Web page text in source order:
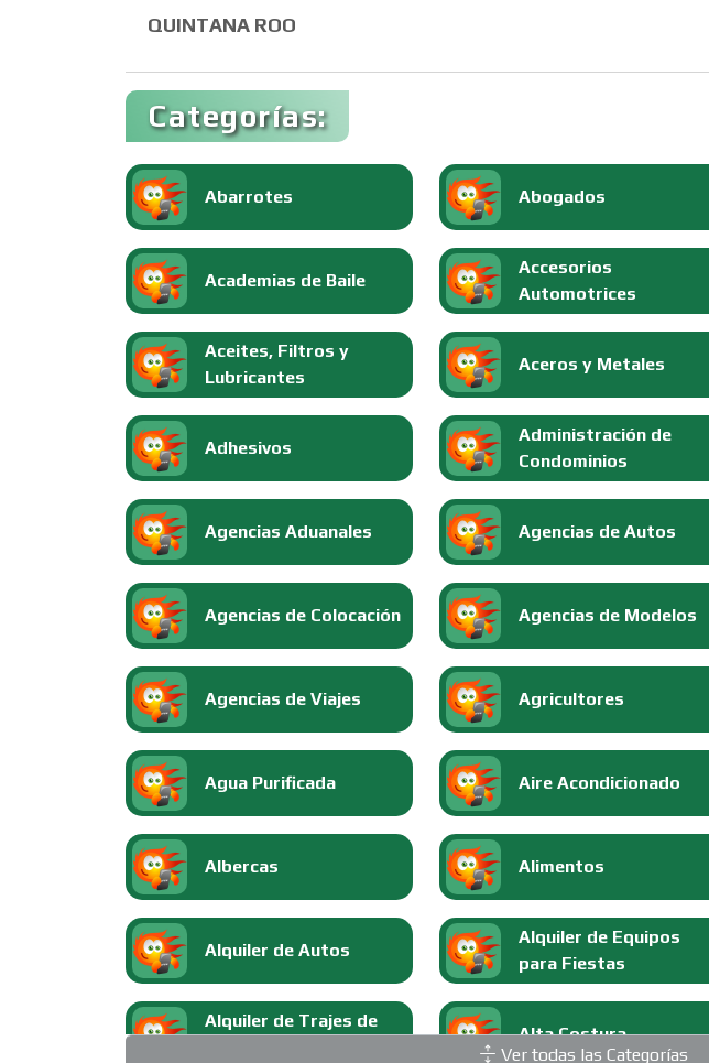
QUINTANA ROO
Categorías:
Abarrotes Abogados
Academias de Baile
Accesorios
Automotrices
Aceites, Filtros y
Lubricantes
Aceros y Metales
Adhesivos
Administración de
Condominios
Agencias Aduanales Agencias de Autos
Agencias de Colocación Agencias de Modelos
Agencias de Viajes Agricultores
Agua Purificada Aire Acondicionado
Albercas Alimentos
Alquiler de Autos
Alquiler de Equipos
para Fiestas
Alquiler de Trajes de
Alta Costura
Ver todas las Categorías